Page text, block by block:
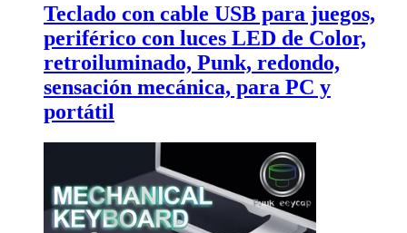
Teclado con cable USB para juegos,
periférico con luces LED de Color,
retroiluminado, Punk, redondo,
sensación mecánica, para PC y
portátil